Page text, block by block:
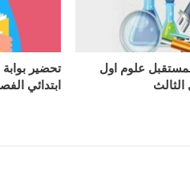
علوم اول
الثالث
تحضير
ابتدائي